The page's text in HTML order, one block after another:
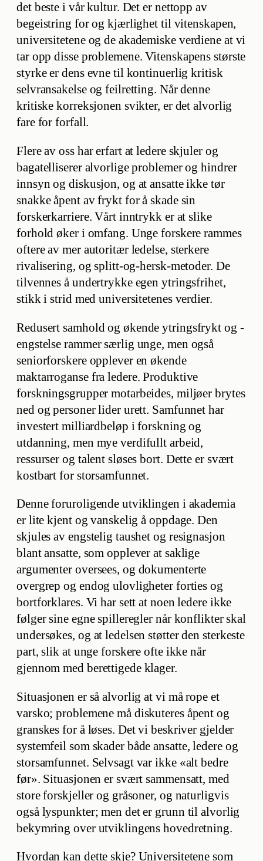
det beste i vår kultur. Det er nettopp av
begeistring for og kjærlighet til vitenskapen,
universitetene og de akademiske verdiene at vi
tar opp disse problemene. Vitenskapens største
styrke er dens evne til kontinuerlig kritisk
selvransakelse og feilretting. Når denne
kritiske korreksjonen svikter, er det alvorlig
fare for forfall.
Flere av oss har erfart at ledere skjuler og
bagatelliserer alvorlige problemer og hindrer
innsyn og diskusjon, og at ansatte ikke tør
snakke åpent av frykt for å skade sin
forskerkarriere. Vårt inntrykk er at slike
forhold øker i omfang. Unge forskere rammes
oftere av mer autoritær ledelse, sterkere
rivalisering, og splitt-og-hersk-metoder. De
tilvennes å undertrykke egen ytringsfrihet,
stikk i strid med universitetenes verdier.
Redusert samhold og økende ytringsfrykt og -
engstelse rammer særlig unge, men også
seniorforskere opplever en økende
maktarroganse fra ledere. Produktive
forskningsgrupper motarbeides, miljøer brytes
ned og personer lider urett. Samfunnet har
investert milliardbeløp i forskning og
utdanning, men mye verdifullt arbeid,
ressurser og talent sløses bort. Dette er svært
kostbart for storsamfunnet.
Denne foruroligende utviklingen i akademia
er lite kjent og vanskelig å oppdage. Den
skjules av engstelig taushet og resignasjon
blant ansatte, som opplever at saklige
argumenter oversees, og dokumenterte
overgrep og endog ulovligheter forties og
bortforklares. Vi har sett at noen ledere ikke
følger sine egne spilleregler når konflikter skal
undersøkes, og at ledelsen støtter den sterkeste
part, slik at unge forskere ofte ikke når
gjennom med berettigede klager.
Situasjonen er så alvorlig at vi må rope et
varsko; problemene må diskuteres åpent og
granskes for å løses. Det vi beskriver gjelder
systemfeil som skader både ansatte, ledere og
storsamfunnet. Selvsagt var ikke «alt bedre
før». Situasjonen er svært sammensatt, med
store forskjeller og gråsoner, og naturligvis
også lyspunkter; men det er grunn til alvorlig
bekymring over utviklingens hovedretning.
Hvordan kan dette skje? Universitetene som